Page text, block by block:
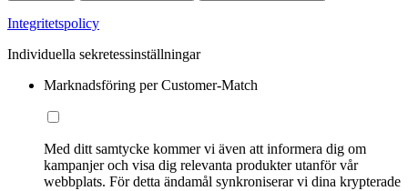
Integritetspolicy
Individuella sekretessinställningar
Marknadsföring per Customer-Match
Med ditt samtycke kommer vi även att informera dig om
kampanjer och visa dig relevanta produkter utanför vår
webbplats. För detta ändamål synkroniserar vi dina krypterade